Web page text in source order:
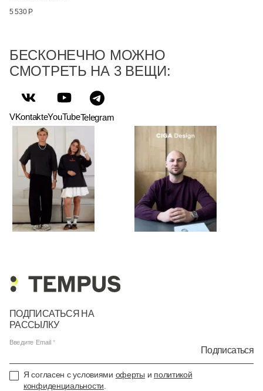
5 530 Р
БЕСКОНЕЧНО МОЖНО
СМОТРЕТЬ НА 3 ВЕЩИ:
VKontakteYouTubeTelegram
ПОДПИСАТЬСЯ НА
РАССЫЛКУ
Введите Email
Подписаться
Я согласен с условиями оферты и политикой
конфиденциальности